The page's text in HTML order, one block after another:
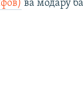
ва модару